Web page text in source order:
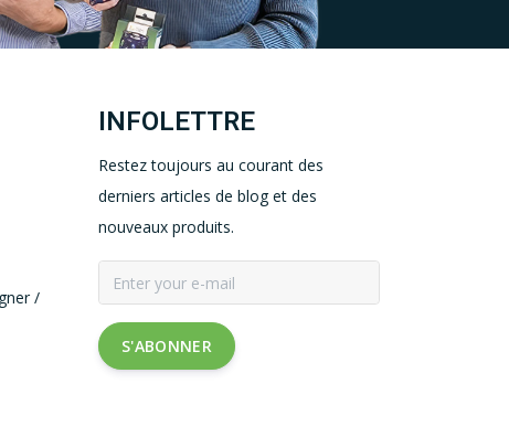
/
INFOLETTRE
Restez toujours au courant des
derniers articles de blog et des
nouveaux produits.
S'ABONNER